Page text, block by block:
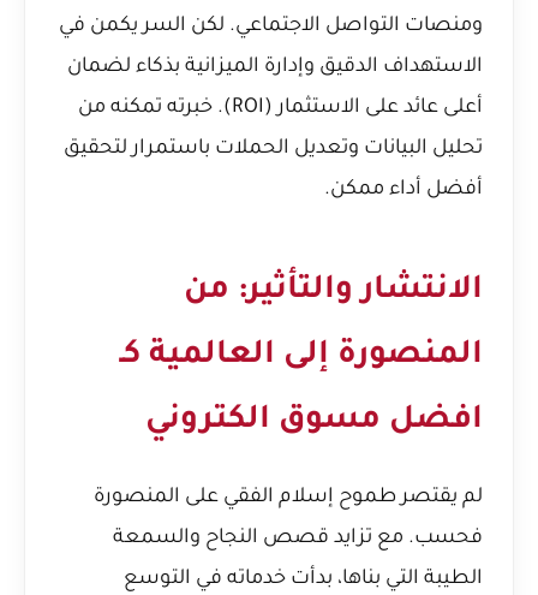
ومنصات التواصل الاجتماعي. لكن السر يكمن في
الاستهداف الدقيق وإدارة الميزانية بذكاء لضمان
أعلى عائد على الاستثمار (ROI). خبرته تمكنه من
تحليل البيانات وتعديل الحملات باستمرار لتحقيق
أفضل أداء ممكن.
الانتشار والتأثير: من
المنصورة إلى العالمية كـ
افضل مسوق الكتروني
لم يقتصر طموح إسلام الفقي على المنصورة
فحسب. مع تزايد قصص النجاح والسمعة
الطيبة التي بناها، بدأت خدماته في التوسع